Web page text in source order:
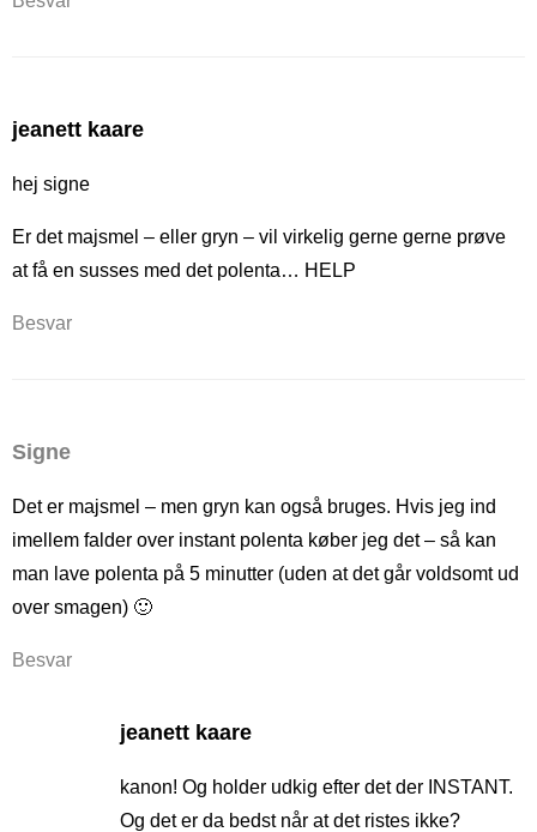
jeanett kaare
hej signe
Er det majsmel – eller gryn – vil virkelig gerne gerne prøve
at få en susses med det polenta… HELP
Besvar
Signe
Det er majsmel – men gryn kan også bruges. Hvis jeg ind
imellem falder over instant polenta køber jeg det – så kan
man lave polenta på 5 minutter (uden at det går voldsomt ud
over smagen) 🙂
Besvar
jeanett kaare
kanon! Og holder udkig efter det der INSTANT.
Og det er da bedst når at det ristes ikke?